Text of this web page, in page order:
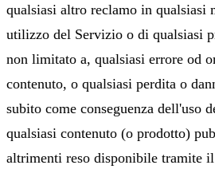
qualsiasi altro reclamo in qualsiasi
utilizzo del Servizio o di qualsiasi
non limitato a, qualsiasi errore od
contenuto, o qualsiasi perdita o
subito come conseguenza dell'uso
qualsiasi contenuto (o prodotto)
altrimenti reso disponibile tramite